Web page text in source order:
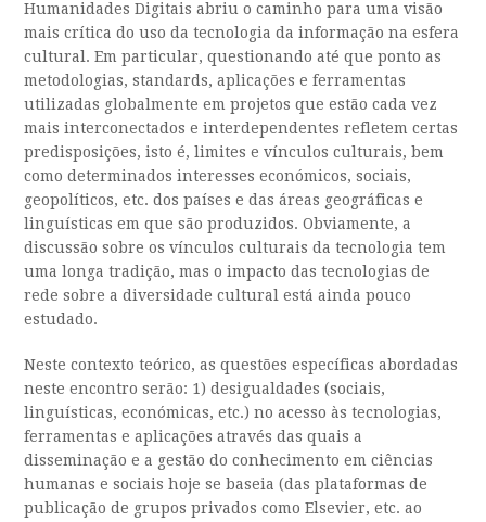
Humanidades Digitais abriu o caminho para uma visão
mais crítica do uso da tecnologia da informação na esfera
cultural. Em particular, questionando até que ponto as
metodologias, standards, aplicações e ferramentas
utilizadas globalmente em projetos que estão cada vez
mais interconectados e interdependentes refletem certas
predisposições, isto é, limites e vínculos culturais, bem
como determinados interesses económicos, sociais,
geopolíticos, etc. dos países e das áreas geográficas e
linguísticas em que são produzidos. Obviamente, a
discussão sobre os vínculos culturais da tecnologia tem
uma longa tradição, mas o impacto das tecnologias de
rede sobre a diversidade cultural está ainda pouco
estudado.
Neste contexto teórico, as questões específicas abordadas
neste encontro serão: 1) desigualdades (sociais,
linguísticas, económicas, etc.) no acesso às tecnologias,
ferramentas e aplicações através das quais a
disseminação e a gestão do conhecimento em ciências
humanas e sociais hoje se baseia (das plataformas de
publicação de grupos privados como Elsevier, etc. ao